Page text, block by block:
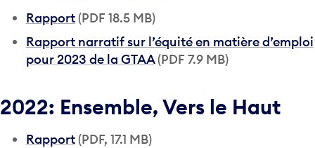
Rapport(PDF 18.5 MB)
Rapport narratif sur l’équité en matière d’emploi
pour 2023 de la GTAA(PDF 7.9 MB)
2022: Ensemble, Vers le Haut
Rapport(PDF, 17.1 MB)